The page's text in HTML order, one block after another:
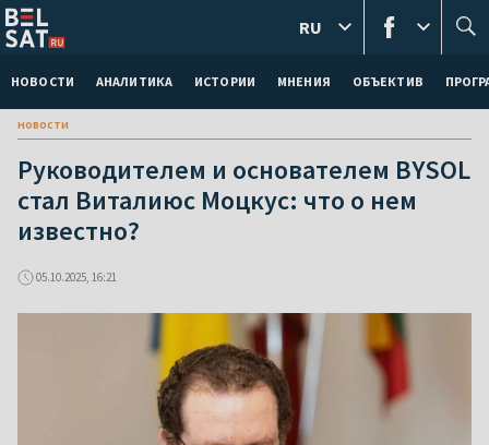
НОВОСТИ АНАЛИТИКА ИСТОРИИ МНЕНИЯ ОБЪЕКТИВ
RU
новости
Руководителем и основателем BYSOL
стал Виталиюс Моцкус: что о нем
известно?
05.10.2025, 16:21